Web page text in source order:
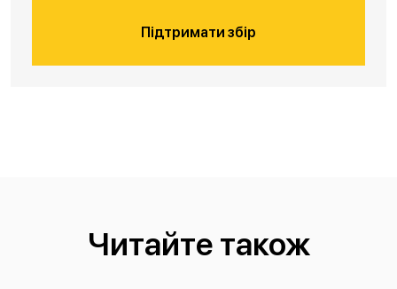
Підтримати збір
Читайте також